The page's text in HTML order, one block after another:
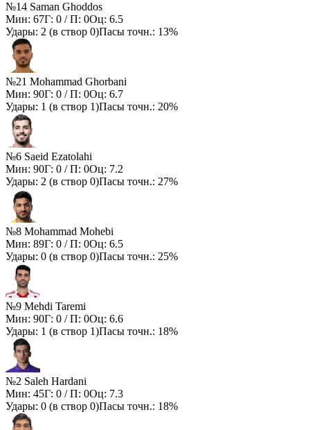
№14 Saman Ghoddos
Мин: 67Г: 0 / П: 0Оц: 6.5
Удары: 2 (в створ 0)Пасы точн.: 13%
№21 Mohammad Ghorbani
Мин: 90Г: 0 / П: 0Оц: 6.7
Удары: 1 (в створ 1)Пасы точн.: 20%
№6 Saeid Ezatolahi
Мин: 90Г: 0 / П: 0Оц: 7.2
Удары: 2 (в створ 0)Пасы точн.: 27%
№8 Mohammad Mohebi
Мин: 89Г: 0 / П: 0Оц: 6.5
Удары: 0 (в створ 0)Пасы точн.: 25%
№9 Mehdi Taremi
Мин: 90Г: 0 / П: 0Оц: 6.6
Удары: 1 (в створ 1)Пасы точн.: 18%
№2 Saleh Hardani
Мин: 45Г: 0 / П: 0Оц: 7.3
Удары: 0 (в створ 0)Пасы точн.: 18%